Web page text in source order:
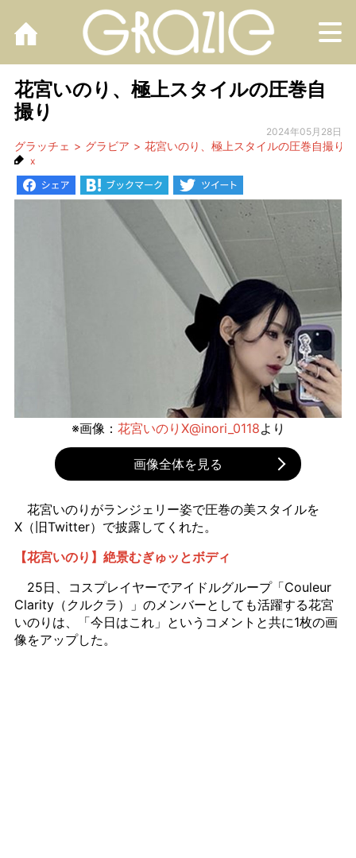
花宮いのり、極上スタイルの圧巻自
撮り
2024年05月28日
グラッチェ グラビア 花宮いのり、極上スタイルの圧巻自撮り
x
※画像： 花宮いのりX@inori_0118より
画像全体を見る
花宮いのりがランジェリー姿で圧巻の美スタイルを
X（旧Twitter）で披露してくれた。
【花宮いのり】絶景むぎゅッとボディ
25日、コスプレイヤーでアイドルグループ「Couleur
Clarity（クルクラ）」のメンバーとしても活躍する花宮
いのりは、「今日はこれ」というコメントと共に1枚の画
像をアップした。